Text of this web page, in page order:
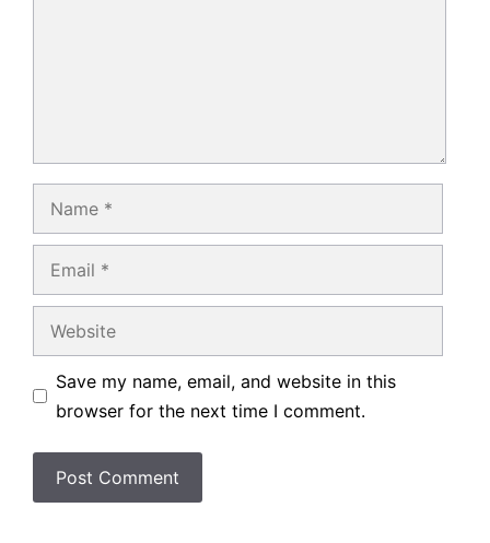
Save my name, email, and website in this
browser for the next time I comment.